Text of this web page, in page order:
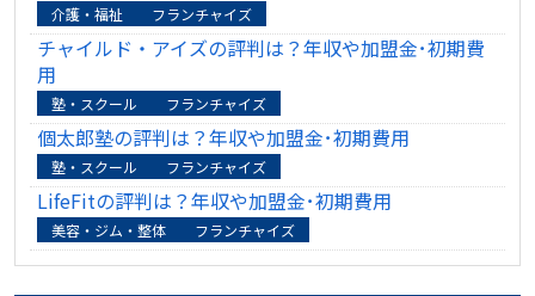
介護・福祉 フランチャイズ
チャイルド・アイズの評判は？年収や加盟金･初期費
用
塾・スクール フランチャイズ
個太郎塾の評判は？年収や加盟金･初期費用
塾・スクール フランチャイズ
LifeFitの評判は？年収や加盟金･初期費用
美容・ジム・整体 フランチャイズ